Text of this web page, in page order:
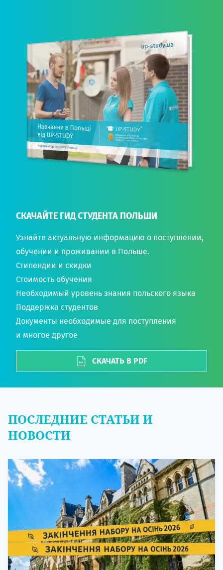
СКАЧАЙТЕ ГИД СТУДЕНТА ПОЛЬШИ
Узнайте актуальную информацию о поступлении,
обучении и проживании в Польше.
Стипендии и скидки
Стоимость обучения
Необходимый уровень знания польского языка
Поддержка студентов
Документы необходимые для поступления
и многое другое
СКАЧАТЬ В PDF
ПОСЛЕДНИЕ СТАТЬИ И
НОВОСТИ